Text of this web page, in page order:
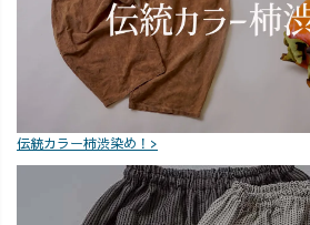
伝統カラー柿渋染め！>